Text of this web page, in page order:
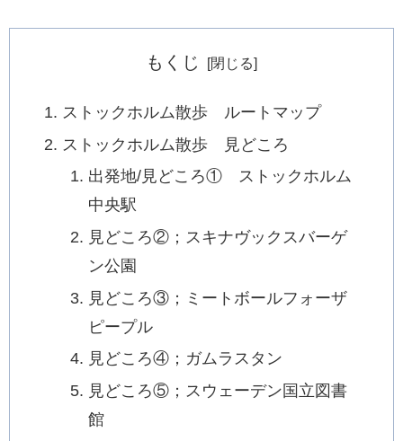
もくじ
ストックホルム散歩 ルートマップ
ストックホルム散歩 見どころ
出発地/見どころ① ストックホルム
中央駅
見どころ②；スキナヴックスバーゲ
ン公園
見どころ③；ミートボールフォーザ
ピープル
見どころ④；ガムラスタン
見どころ⑤；スウェーデン国立図書
館